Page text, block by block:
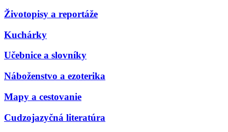
Životopisy a reportáže
Kuchárky
Učebnice a slovníky
Náboženstvo a ezoterika
Mapy a cestovanie
Cudzojazyčná literatúra